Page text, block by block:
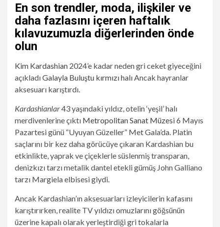
En son trendler, moda, ilişkiler ve
daha fazlasını içeren haftalık
kılavuzumuzla diğerlerinden önde
olun
Kim Kardashian 2024’e kadar neden gri ceket giyeceğini
açıkladıGalayla Buluştu kırmızı halı Ancak hayranlar
aksesuarı karıştırdı.
Kardashianlar43 yaşındaki yıldız, otelin ‘yeşil’ halı
merdivenlerine çıktı Metropolitan Sanat Müzesi6 Mayıs
Pazartesi günü “Uyuyan Güzeller” Met Gala’da. Platin
saçlarını bir kez daha görücüye çıkaran Kardashian bu
etkinlikte, yaprak ve çiçeklerle süslenmiş transparan,
denizkızı tarzı metalik dantel etekli gümüş John Galliano
tarzı Margiela elbisesi giydi.
Ancak Kardashian’ın aksesuarları izleyicilerin kafasını
karıştırırken, realite TV yıldızı omuzlarını göğsünün
üzerine kapalı olarak yerleştirdiği gri tokalarla